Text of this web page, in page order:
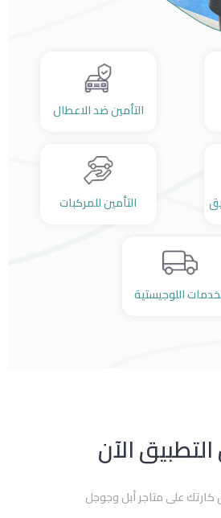
التأمين ضد الاعطال
التأمين للمركبات
اللوجيستية
الآن
كارتك على متاجر أبل وجوجل